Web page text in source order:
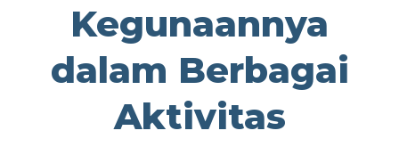
Kegunaannya
dalam Berbagai
Aktivitas